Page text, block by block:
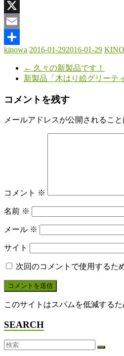
Facebook
X
Email
共
kinowa 2016-01-292016-01-29
← 久々の新製品です！
新製品「木はり絵グリーテ
コメントを残す
メールアドレスが公開されること
コメント ※
名前 ※
メール ※
サイト
次回のコメントで使用するた
このサイトはスパムを低減するた
SEARCH